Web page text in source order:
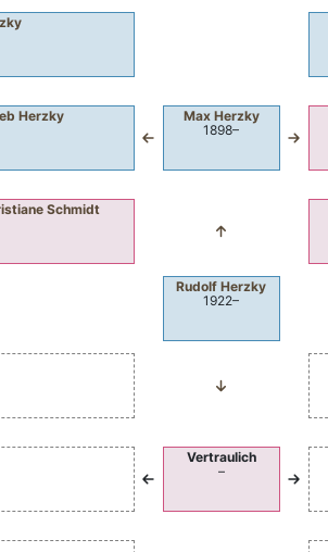
Herzky
Max Herzky
1898–
Schmidt
RudolfHerzky
1922–
Vertraulich
–